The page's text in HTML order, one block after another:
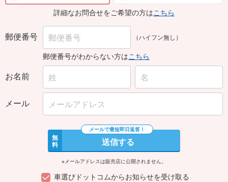
詳細なお問合せをご希望の方はこちら
郵便番号 （ハイフン無し）
郵便番号がわからない方はこちら
お名前
メール
無
料 送信する
※メールアドレスは販売店に公開されません。
車選びドットコムからお知らせを受け取る